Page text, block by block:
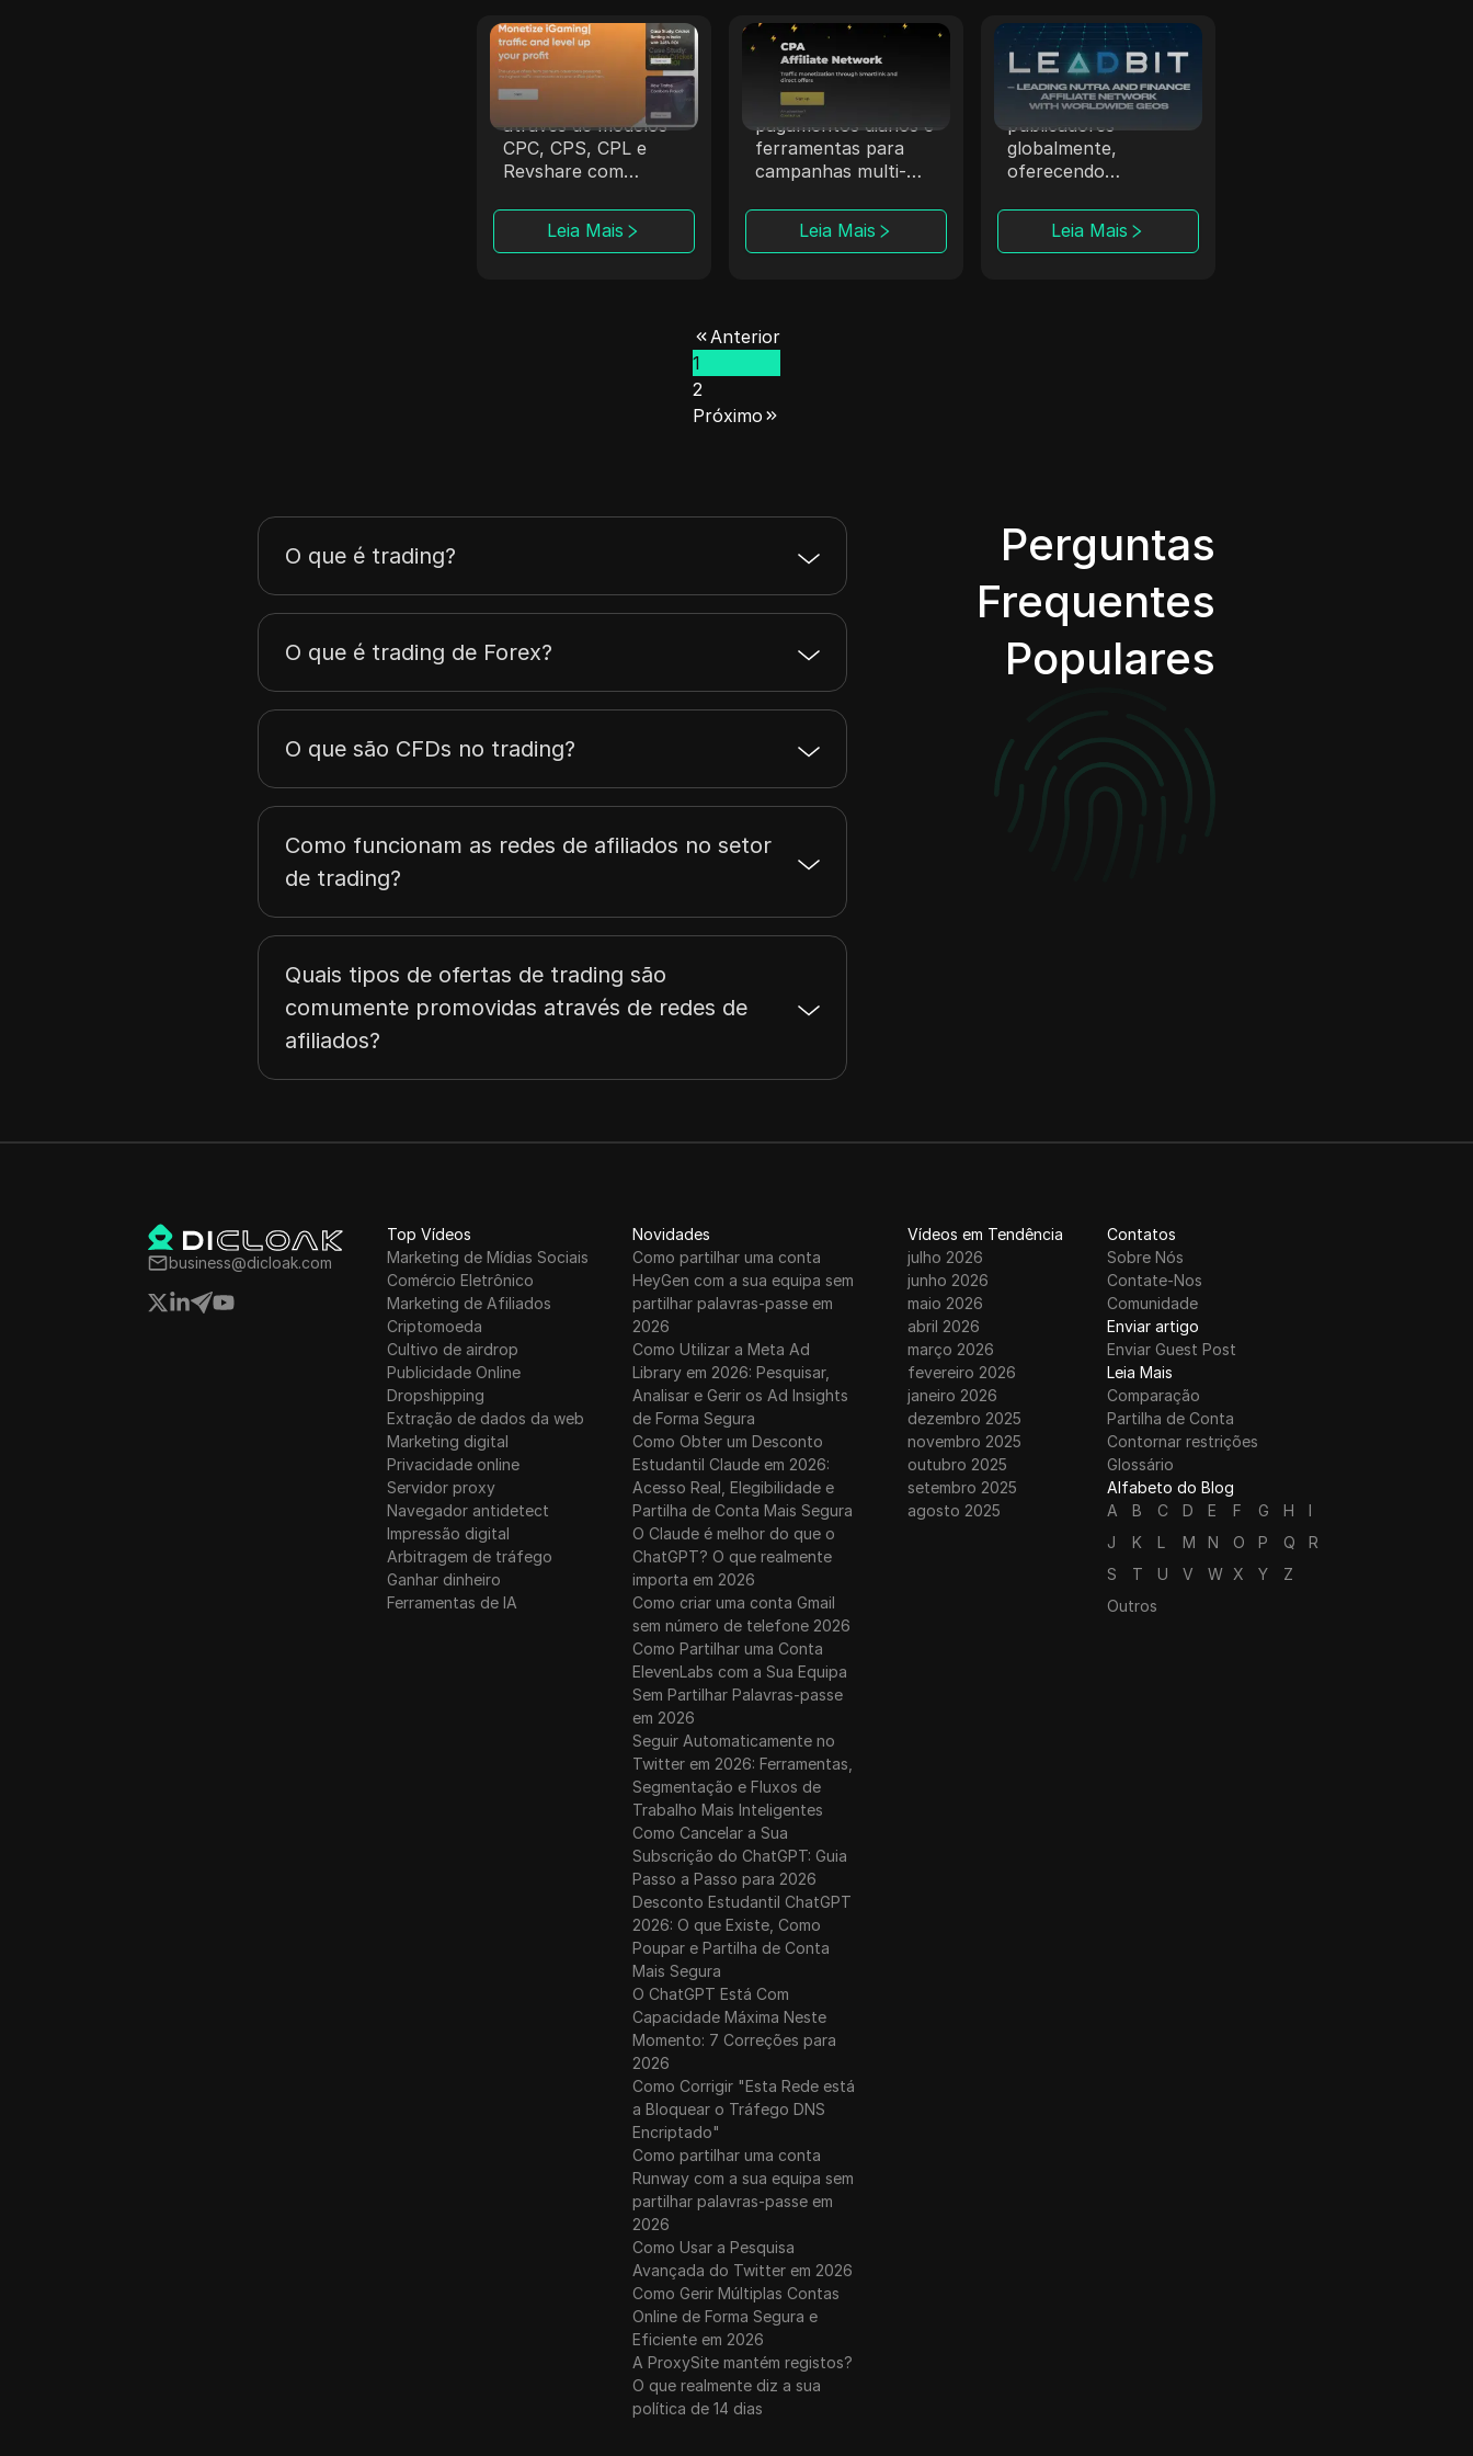
Trafee
A Trafee oferece aos
afiliados receita
através de modelos
CPC, CPS, CPL e
Revshare com
Leia Mais
Datify.Link
A Datify.Link fornece
aos afiliados
pagamentos diários e
ferramentas para
campanhas multi-
Leia Mais
Leadbit
A LeadBit conecta
anunciantes e
publicadores
globalmente,
oferecendo
CPL com
rastreamento em
Leia Mais
Anterior
1
2
Próximo
Perguntas
Frequentes
Populares
O que é trading?
O que é trading de Forex?
O que são CFDs no trading?
Como funcionam as redes de afiliados no setor
de trading?
Quais tipos de ofertas de trading são
comumente promovidas através de redes de
afiliados?
business@dicloak.com
Top Vídeos
Marketing de Mídias Sociais
Comércio Eletrônico
Marketing de Afiliados
Criptomoeda
Cultivo de airdrop
Publicidade Online
Dropshipping
Extração de dados da web
Marketing digital
Privacidade online
Servidor proxy
Navegador antidetect
Impressão digital
Arbitragem de tráfego
Ganhar dinheiro
Ferramentas de IA
Novidades
Como partilhar uma conta
HeyGen com a sua equipa sem
partilhar palavras-passe em
2026
Como Utilizar a Meta Ad
Library em 2026: Pesquisar,
Analisar e Gerir os Ad Insights
de Forma Segura
Como Obter um Desconto
Estudantil Claude em 2026:
Acesso Real, Elegibilidade e
Partilha de Conta Mais Segura
O Claude é melhor do que o
ChatGPT? O que realmente
importa em 2026
Como criar uma conta Gmail
sem número de telefone 2026
Como Partilhar uma Conta
ElevenLabs com a Sua Equipa
Sem Partilhar Palavras-passe
em 2026
Seguir Automaticamente no
Twitter em 2026: Ferramentas,
Segmentação e Fluxos de
Trabalho Mais Inteligentes
Como Cancelar a Sua
Subscrição do ChatGPT: Guia
Passo a Passo para 2026
Desconto Estudantil ChatGPT
2026: O que Existe, Como
Poupar e Partilha de Conta
Mais Segura
O ChatGPT Está Com
Capacidade Máxima Neste
Momento: 7 Correções para
2026
Como Corrigir "Esta Rede está
a Bloquear o Tráfego DNS
Encriptado"
Como partilhar uma conta
Runway com a sua equipa sem
partilhar palavras-passe em
2026
Como Usar a Pesquisa
Avançada do Twitter em 2026
Como Gerir Múltiplas Contas
Online de Forma Segura e
Eficiente em 2026
A ProxySite mantém registos?
O que realmente diz a sua
política de 14 dias
Vídeos em Tendência
julho 2026
junho 2026
maio 2026
abril 2026
março 2026
fevereiro 2026
janeiro 2026
dezembro 2025
novembro 2025
outubro 2025
setembro 2025
agosto 2025
Contatos
Sobre Nós
Contate-Nos
Comunidade
Enviar artigo
Enviar Guest Post
Leia Mais
Comparação
Partilha de Conta
Contornar restrições
Glossário
Alfabeto do Blog
A
B C D E F G H
I
J
K L M N O P Q
R
S
T U V W X Y
Z
Outros